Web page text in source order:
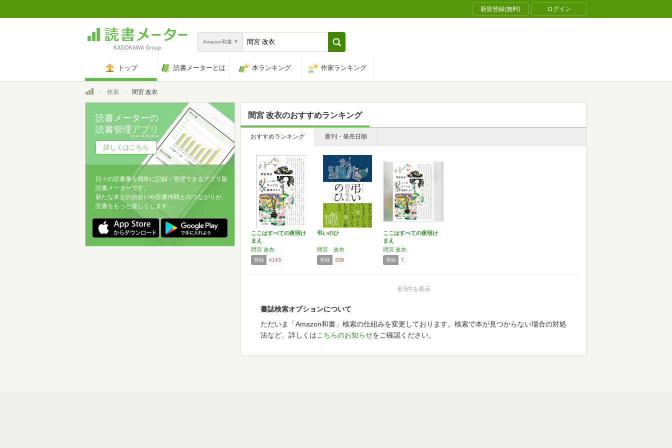
新規登録(無料) ログイン
Amazon和書
トップ 読書メーターとは 本ランキング 作家ランキング
トップ検索 間宮 改衣
間宮 改衣のおすすめランキング
おすすめランキング 新刊・発売日順
ここはすべての夜明け
まえ
間宮 改衣
登録 4143
弔いのひ
間宮 改衣
登録 228
ここはすべての夜明け
まえ
間宮 改衣
登録 7
全3件を表示
書誌検索オプションについて
ただいま「Amazon和書」検索の仕組みを変更しております。検索で本が見つからない場合の対処
法など、詳しくはこちらのお知らせをご確認ください。
読書メーターの
読書管理アプリ
詳しくはこちら
日々の読書量を簡単に記録・管理できるアプリ版
読書メーターです。
新たな本との出会いや読書仲間とのつながりが、
読書をもっと楽しくします。